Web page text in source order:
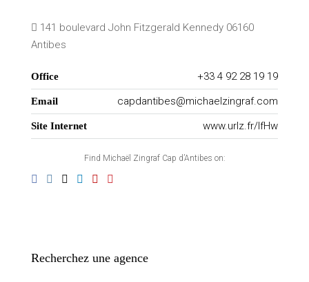
141 boulevard John Fitzgerald Kennedy 06160
Antibes
Office +33 4 92 28 19 19
Email capdantibes@michaelzingraf.com
Site Internet www.urlz.fr/lfHw
Find Michaël Zingraf Cap d’Antibes on:
Recherchez une agence